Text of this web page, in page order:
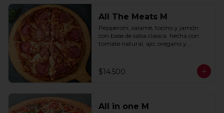
All The Meats M
Pepperoni, salame, tocino y jamón
con base de salsa clasica  hecha con
tomate natural, ajo, oregano y
$14.500
All in one M